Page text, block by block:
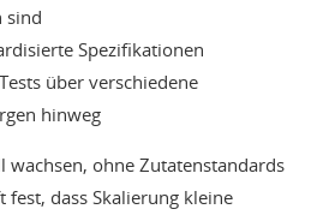
sind
Spezifikationen
über verschiedene
hinweg
wachsen, ohne Zutatenstandards
fest, dass Skalierung kleine